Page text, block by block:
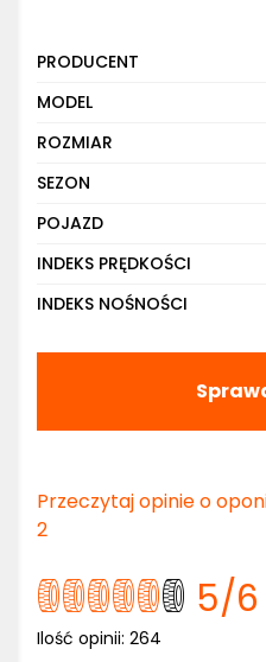
PRODUCENT
MODEL
ROZMIAR
SEZON
POJAZD
INDEKS PRĘDKOŚCI
INDEKS NOŚNOŚCI
Przeczytaj opinie o
2
5/6
Ilość opinii: 264